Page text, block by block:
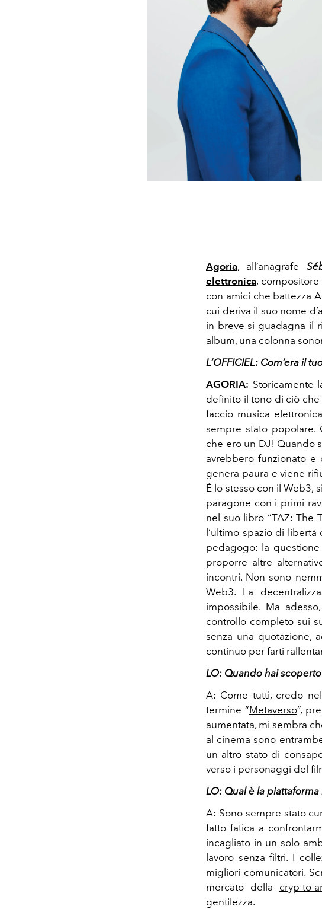
Agoria, all’anagrafe
elettronica, compositore
con amici che battezza
cui deriva il suo nome
in breve si guadagna il
album, una colonna
L’OFFICIEL: Com’era il
AGORIA: Storicamente
definito il tono di ciò
faccio musica
sempre stato popolare.
che ero un DJ! Quando
avrebbero funzionato e
genera paura e viene
È lo stesso con il Web3,
paragone con i primi
nel suo libro “TAZ: The
l’ultimo spazio di
pedagogo: la
proporre altre
incontri. Non sono
Web3. La
impossibile. Ma
controllo completo sui
senza una quotazione,
continuo per farti
LO: Quando hai
A: Come tutti, credo
termine “Metaverso”,
aumentata, mi sembra
al cinema sono
un altro stato di
verso i personaggi del
LO: Qual è la
A: Sono sempre stato
fatto fatica a
incagliato in un solo
lavoro senza filtri. I
migliori comunicatori.
mercato della cryp-to-
gentilezza.